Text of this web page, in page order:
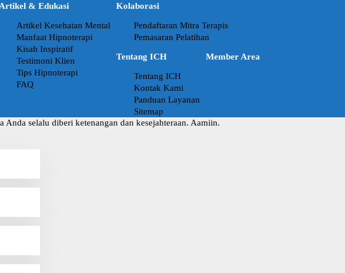
Artikel & Edukasi
Artikel Kesehatan Mental
Manfaat Hipnoterapi
Kisah Inspiratif
Testimoni Klien
Tips Hipnoterapi
FAQ
Kolaborasi
Pendaftaran Mitra Terapis
Pemasaran Pelatihan
Tentang ICH
Tentang ICH
Kontak Kami
Panduan Layanan
Sitemap
Member Area
selalu diberi ketenangan dan kesejahteraan. Aamiin.